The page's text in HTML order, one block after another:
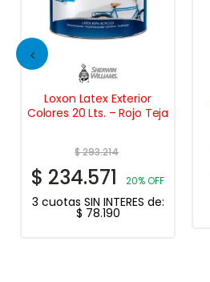
Loxon Latex Exterior
Colores 20 Lts. – Rojo Teja
$293.214
$ 234.571 20% OFF
3 cuotas SIN INTERES de:
$ 78.190